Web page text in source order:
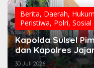
Berita, Daerah, Hukum
Peristiwa, Polri, Sosial
Kapolda Sulsel
dan Kapolres
dan Kapolresta
30 Juli 2026